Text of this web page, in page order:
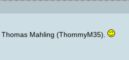
Mahling (ThommyM35).